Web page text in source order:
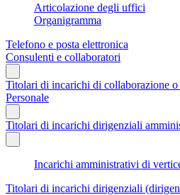
Articolazione degli uffici
Organigramma
Telefono e posta elettronica
Consulenti e collaboratori
Titolari di incarichi di collaborazione o
Personale
Titolari di incarichi dirigenziali
Incarichi amministrativi di
Titolari di incarichi dirigenziali